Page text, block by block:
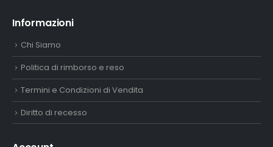
Informazioni
Chi Siamo
Politica di rimborso e reso
Termini e Condizioni di Vendita
Diritto di recesso